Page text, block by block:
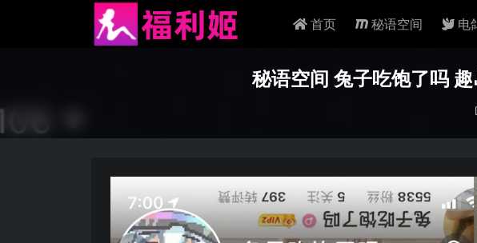
首页 秘语空间 电
秘语空间 兔子吃饱了吗